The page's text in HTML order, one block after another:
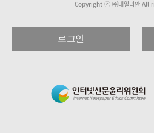
Copyright ⓒ ㈜데일리안 All
로그인